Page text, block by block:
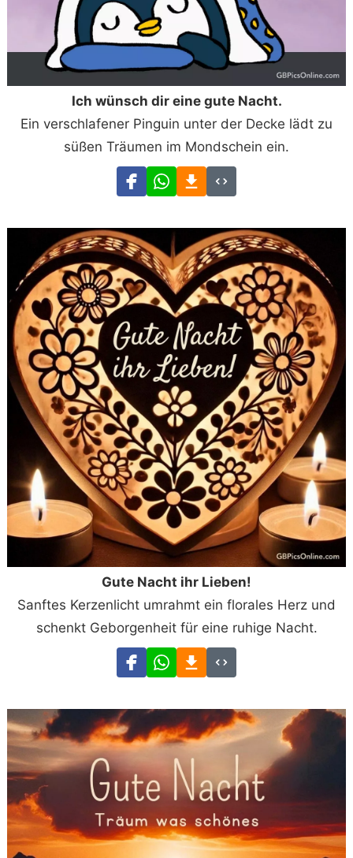
Ich wünsch dir eine gute Nacht.
Ein verschlafener Pinguin unter der Decke lädt zu
süßen Träumen im Mondschein ein.
Gute Nacht ihr Lieben!
Sanftes Kerzenlicht umrahmt ein florales Herz und
schenkt Geborgenheit für eine ruhige Nacht.